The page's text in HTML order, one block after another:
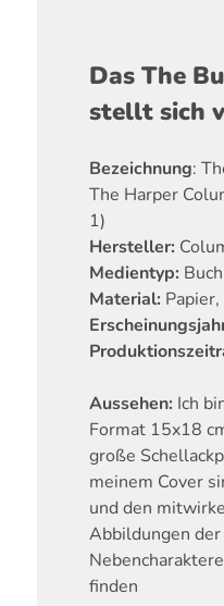
Das The
stellt sich
Bezeichnung:
The Harper
1)
Hersteller:
Medientyp:
Material:
Aussehen: Ich
Format 15x18
große
meinem Cover
und den
Abbildungen
finden